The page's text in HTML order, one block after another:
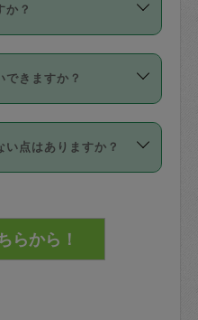
ので、各自の得意
評は１件目のレビュ
ジさんの登録に際
保険について教えて
」をかけることが
期、スポット契約
以下のキャンセル
＝依頼料金の50%
か？
メニューはありま
依頼を活用するこ
たタスカジさんを
なるタスカジさ
たタスカジさんに
きますか？
スカジさんの同意
頼ののち、タスカ
十分な信頼関係が
めにタスカジさん
点はありますか？
ッカーや金庫に入
管理するよう心掛